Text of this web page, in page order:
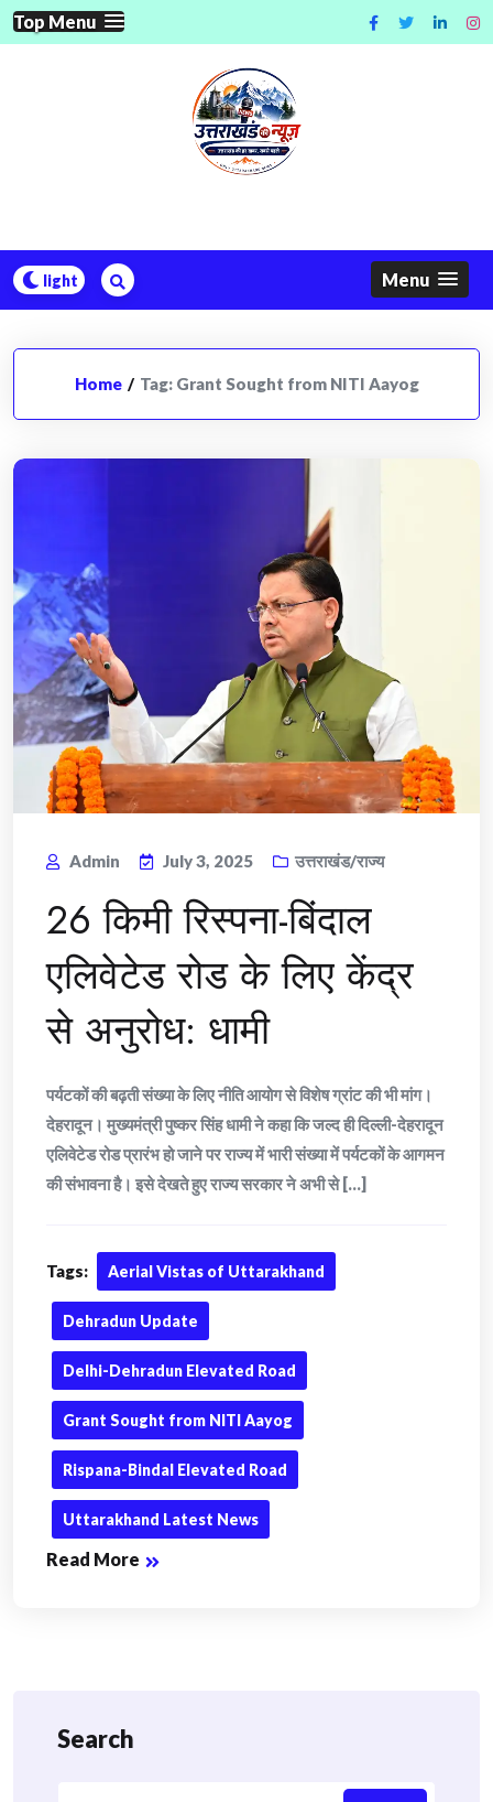
Skip
to
Top Menu
Menu
Home / Tag: Grant Sought from NITI Aayog
Admin July 3, 2025 उत्तराखंड/राज्य
26 किमी रिस्पना-बिंदाल
एलिवेटेड रोड के लिए केंद्र
से अनुरोध: धामी
पर्यटकों की बढ़ती संख्या के लिए नीति आयोग से विशेष ग्रांट की भी मांग।
देहरादून। मुख्यमंत्री पुष्कर सिंह धामी ने कहा कि जल्द ही दिल्ली-देहरादून
एलिवेटेड रोड प्रारंभ हो जाने पर राज्य में भारी संख्या में पर्यटकों के आगमन
की संभावना है। इसे देखते हुए राज्य सरकार ने अभी से [...]
Tags: Aerial Vistas of Uttarakhand
Dehradun Update
Delhi-Dehradun Elevated Road
Grant Sought from NITI Aayog
Rispana-Bindal Elevated Road
Uttarakhand Latest News
Read More
Search